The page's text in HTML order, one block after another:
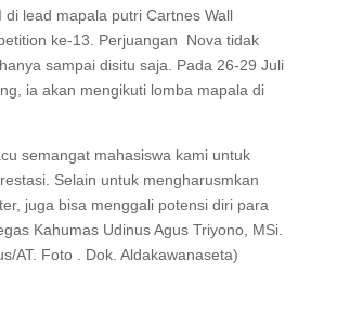
di lead mapala putri Cartnes Wall
ke-13. Perjuangan Nova tidak
sampai disitu saja. Pada 26-29 Juli
ia akan mengikuti lomba mapala di
semangat mahasiswa kami untuk
Selain untuk mengharusmkan
juga bisa menggali potensi diri para
Kahumas Udinus Agus Triyono, MSi.
AT. Foto . Dok. Aldakawanaseta)